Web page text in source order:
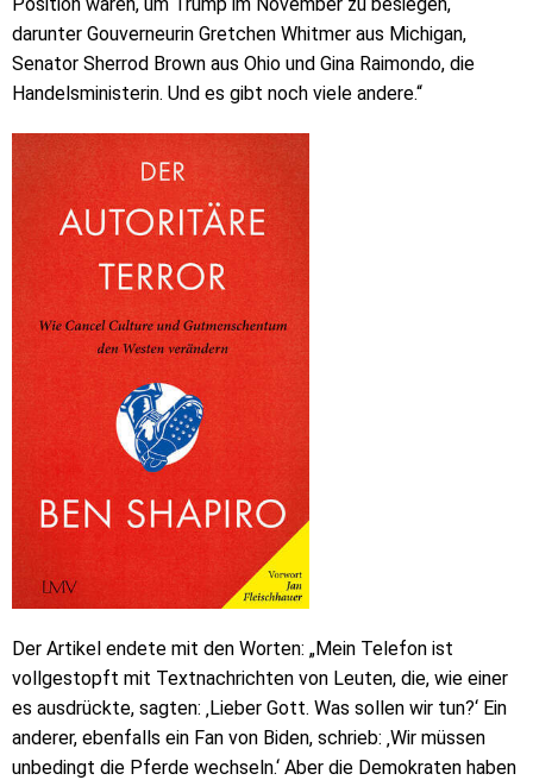
darunter Gouverneurin Gretchen Whitmer aus Michigan,
Senator Sherrod Brown aus Ohio und Gina Raimondo, die
Handelsministerin. Und es gibt noch viele andere.“
Der Artikel endete mit den Worten: „Mein Telefon ist
vollgestopft mit Textnachrichten von Leuten, die, wie einer
es ausdrückte, sagten: ‚Lieber Gott. Was sollen wir tun?‘ Ein
anderer, ebenfalls ein Fan von Biden, schrieb: ‚Wir müssen
unbedingt die Pferde wechseln.‘ Aber die Demokraten haben